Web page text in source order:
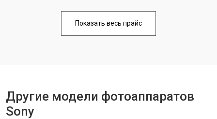
Чистка матрицы от 3100 ₽
Показать весь прайс
Другие модели фотоаппаратов
Sony